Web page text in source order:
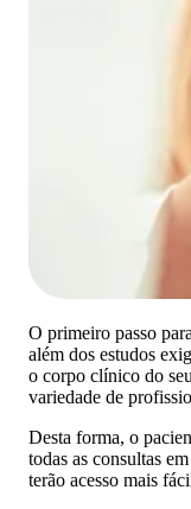
O primeiro passo
além dos estudos
o corpo clínico do
variedade de
Desta forma, o
todas as consultas
terão acesso mais